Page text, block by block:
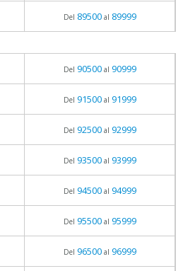
Del 89500al 89999
Del 90500al 90999
Del 91500al 91999
Del 92500al 92999
Del 93500al 93999
Del 94500al 94999
Del 95500al 95999
Del 96500al 96999